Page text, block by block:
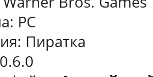
PC
Пиратка